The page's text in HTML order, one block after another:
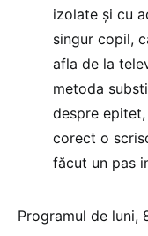
izolate și cu
singur copil,
afla de la
metoda
despre
corect o
făcut un pas
Programul de luni,